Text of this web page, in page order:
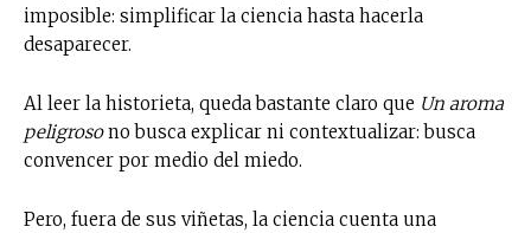
imposible: simplificar la ciencia hasta hacerla
desaparecer.
Al leer la historieta, queda bastante claro que Un aroma
peligrosono busca explicar ni contextualizar: busca
convencer por medio del miedo.
Pero, fuera de sus viñetas, la ciencia cuenta una